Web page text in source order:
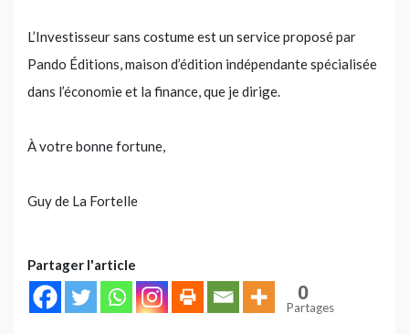
L’Investisseur sans costume est un service proposé par
Pando Éditions, maison d’édition indépendante spécialisée
dans l’économie et la finance, que je dirige.
À votre bonne fortune,
Guy de La Fortelle
Partager l'article
0
Partages